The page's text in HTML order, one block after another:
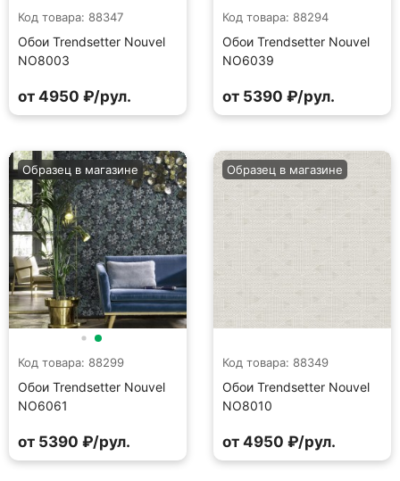
Код товара: 88347
Обои Trendsetter Nouvel
NO8003
от 4950 ₽/рул.
Код товара: 88294
Обои Trendsetter Nouvel
NO6039
от 5390 ₽/рул.
Код товара: 88299
Обои Trendsetter Nouvel
NO6061
Образец в магазине
от 5390 ₽/рул.
Код товара: 88349
Обои Trendsetter Nouvel
NO8010
Образец в магазине
от 4950 ₽/рул.